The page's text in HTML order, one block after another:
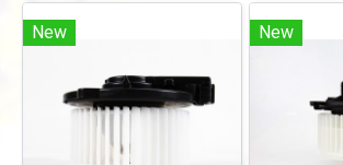
New New